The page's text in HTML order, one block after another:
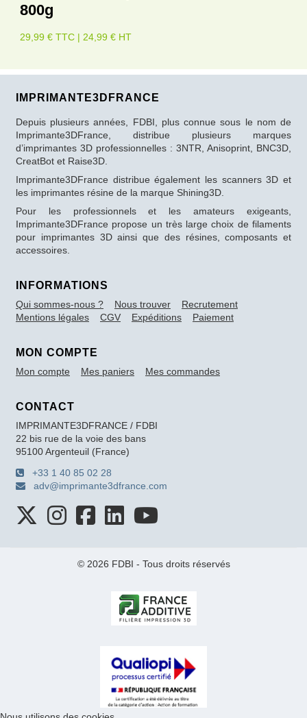
800g
29,99 € TTC | 24,99 € HT
IMPRIMANTE3DFRANCE
Depuis plusieurs années, FDBI, plus connue sous le nom de
Imprimante3DFrance, distribue plusieurs marques
d’imprimantes 3D professionnelles : 3NTR, Anisoprint, BNC3D,
CreatBot et Raise3D.
Imprimante3DFrance distribue également les scanners 3D et
les imprimantes résine de la marque Shining3D.
Pour les professionnels et les amateurs exigeants,
Imprimante3DFrance propose un très large choix de filaments
pour imprimantes 3D ainsi que des résines, composants et
accessoires.
INFORMATIONS
Qui sommes-nous ? Nous trouver
Recrutement
Mentions légales
CGV Expéditions Paiement
MON COMPTE
Mon compte Mes paniers Mes commandes
CONTACT
IMPRIMANTE3DFRANCE / FDBI
22 bis rue de la voie des bans
95100 Argenteuil (France)
+33 1 40 85 02 28
adv@imprimante3dfrance.com
© 2026 FDBI - Tous droits réservés